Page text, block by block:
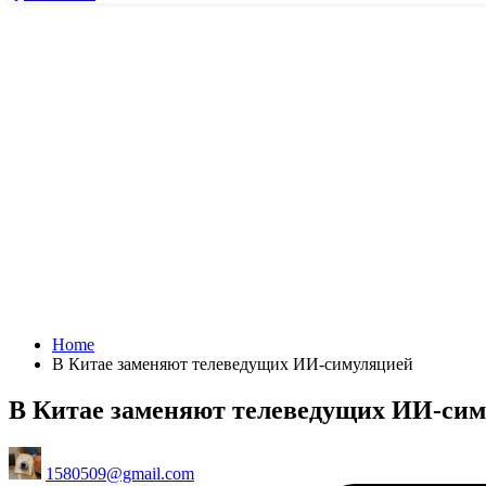
Home
В Китае заменяют телеведущих ИИ-симуляцией
В Китае заменяют телеведущих ИИ-
Posted
by
1580509@gmail.com